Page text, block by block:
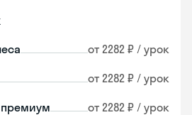
от 2282 ₽ / урок
от 2282 ₽ / урок
от 2282 ₽ / урок